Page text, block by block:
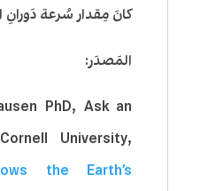
كانَ مِقدار سُرعة دَورانِ
المَصدَر:
PhD, Ask an
University,
the Earth’s